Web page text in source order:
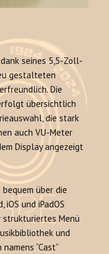
seines 5,5-Zoll-
gestalteten
Die
übersichtlich
die stark
auch VU-Meter
Display angezeigt
über die
und iPadOS
Menü
und
“Cast”